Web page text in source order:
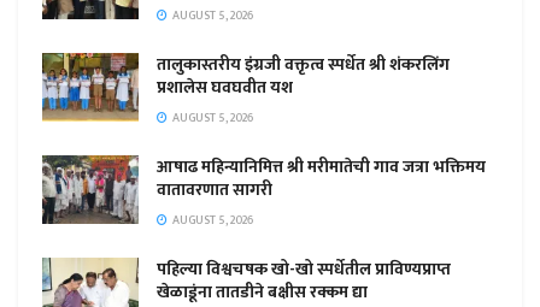
AUGUST 5, 2026
तालुकास्तरीय इंग्रजी वक्तृत्व स्पर्धेत श्री शंकरलिंग
प्रशालेस घवघवीत यश
AUGUST 5, 2026
आषाढ महिन्यानिमित्त श्री मरीमातेची गाव जत्रा भक्तिमय
वातावरणात सागरी
AUGUST 5, 2026
पहिल्या विश्वचषक खो-खो स्पर्धेतील प्राविण्यप्राप्त
खेळाडूंना तातडीने बक्षीस रक्कम द्या